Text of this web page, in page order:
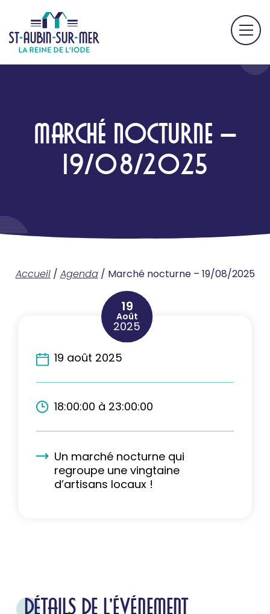
MARCHÉ NOCTURNE –
19/08/2025
Accueil/ Agenda/ Marché nocturne – 19/08/2025
19
Août
2025
19 août 2025
18:00:00 à 23:00:00
Un marché nocturne qui
regroupe une vingtaine
d’artisans locaux !
DÉTAILS DE L'ÉVÉNEMENT